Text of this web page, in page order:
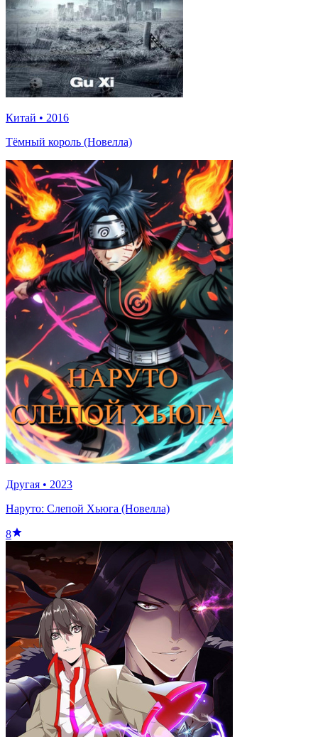
Китай • 2016
Тёмный король (Новелла)
Другая • 2023
Наруто: Слепой Хьюга (Новелла)
8